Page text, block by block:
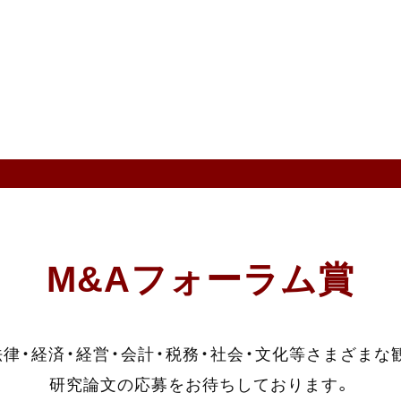
M&Aフォーラム賞
・経済・経営・会計・税務・社会・文化等さまざまな
研究論文の応募をお待ちしております。